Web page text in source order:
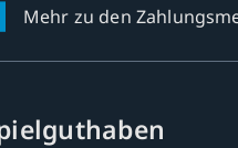
Mehr zu den